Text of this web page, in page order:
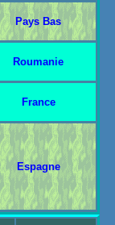
Pays Bas
Roumanie
France
Espagne